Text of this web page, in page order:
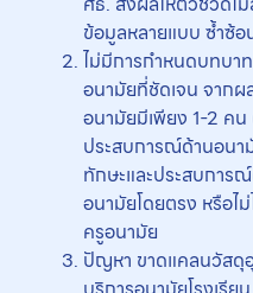
ข้อมูลหลายแบบ ซ้ำซ้อ
ไม่มีการกำหนดบทบ
อนามัยที่ชัดเจน จากผ
อนามัยมีเพียง 1-2 คน
ประสบการณ์ด้านอนา
ทักษะและประสบการ
อนามัยโดยตรง หรือไ
ครูอนามัย
ปัญหา ขาดแคลนวัส